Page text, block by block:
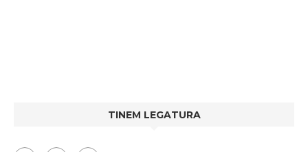
TINEM LEGATURA